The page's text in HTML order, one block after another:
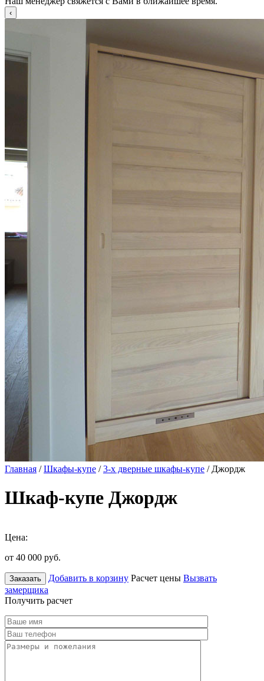
Главная /Шкафы-купе /3-х дверные шкафы-купе / Джордж
Шкаф-купе Джордж
Цена:
от 40 000 руб.
Заказать Добавить в корзину Расчет цены Вызвать
замерщика
Получить расчет